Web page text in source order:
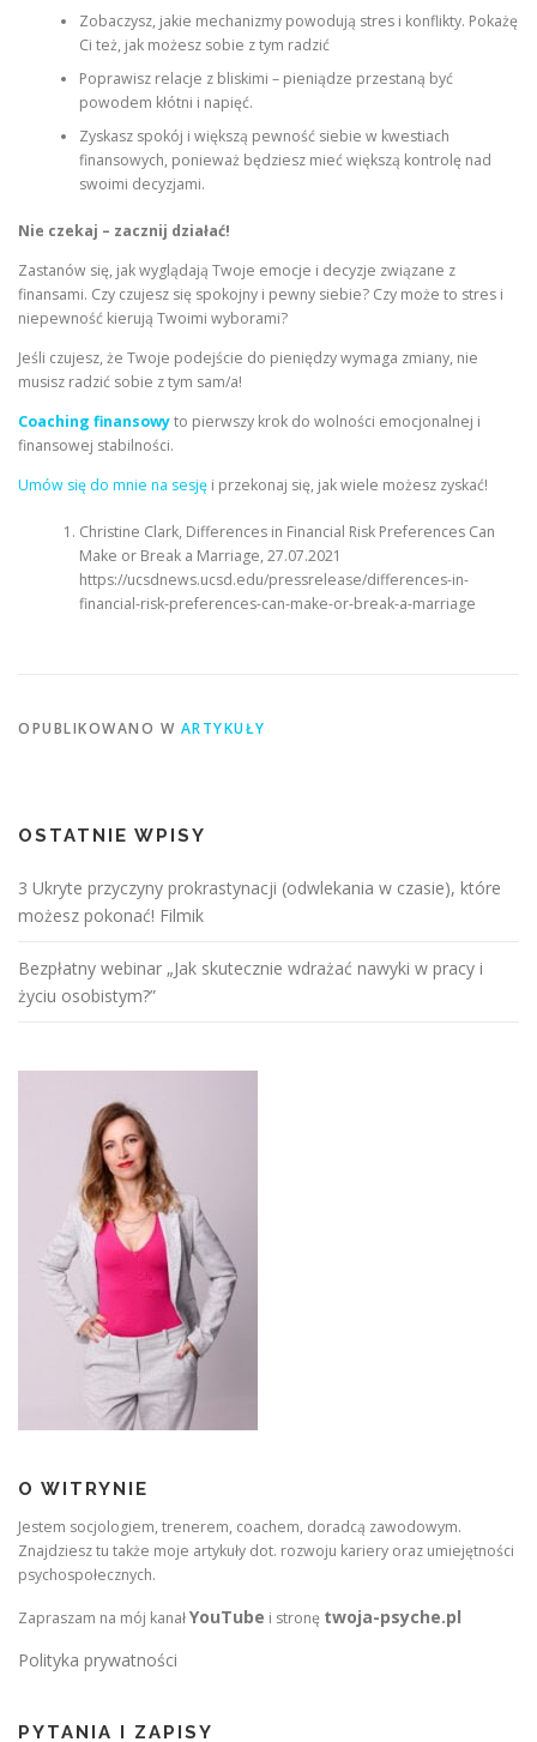
Zobaczysz, jakie mechanizmy powodują stres i konflikty. Pokażę
Ci też, jak możesz sobie z tym radzić
Poprawisz relacje z bliskimi – pieniądze przestaną być
powodem kłótni i napięć.
Zyskasz spokój i większą pewność siebie w kwestiach
finansowych, ponieważ będziesz mieć większą kontrolę nad
swoimi decyzjami.
Nie czekaj – zacznij działać!
Zastanów się, jak wyglądają Twoje emocje i decyzje związane z
finansami. Czy czujesz się spokojny i pewny siebie? Czy może to stres i
niepewność kierują Twoimi wyborami?
Jeśli czujesz, że Twoje podejście do pieniędzy wymaga zmiany, nie
musisz radzić sobie z tym sam/a!
Coaching finansowyto pierwszy krok do wolności emocjonalnej i
finansowej stabilności.
Umów się do mnie na sesję i przekonaj się, jak wiele możesz zyskać!
Christine Clark, Differences in Financial Risk Preferences Can
Make or Break a Marriage, 27.07.2021
https://ucsdnews.ucsd.edu/pressrelease/differences-in-
financial-risk-preferences-can-make-or-break-a-marriage
OPUBLIKOWANO W ARTYKUŁY
OSTATNIE WPISY
3 Ukryte przyczyny prokrastynacji (odwlekania w czasie), które
możesz pokonać! Filmik
Bezpłatny webinar „Jak skutecznie wdrażać nawyki w pracy i
życiu osobistym?”
O WITRYNIE
Jestem socjologiem, trenerem, coachem, doradcą zawodowym.
Znajdziesz tu także moje artykuły dot. rozwoju kariery oraz umiejętności
psychospołecznych.
Zapraszam na mój kanałYouTube i stronę twoja-psyche.pl
Polityka prywatności
PYTANIA I ZAPISY